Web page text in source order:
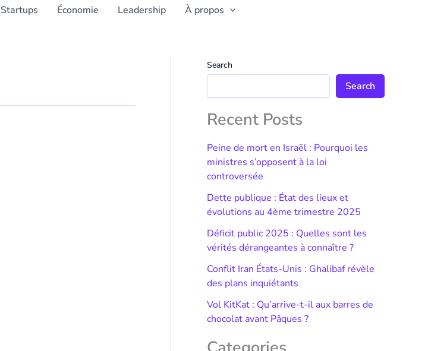
Startups Économie Leadership À propos
Search
Search
Recent Posts
Peine de mort en Israël : Pourquoi les
ministres s’opposent à la loi
controversée
Dette publique : État des lieux et
évolutions au 4ème trimestre 2025
Déficit public 2025 : Quelles sont les
vérités dérangeantes à connaître ?
Conflit Iran États-Unis : Ghalibaf révèle
des plans inquiétants
Vol KitKat : Qu’arrive-t-il aux barres de
chocolat avant Pâques ?